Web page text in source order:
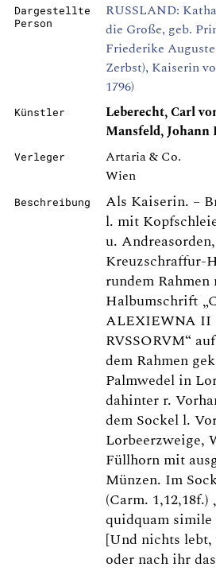
Dargestellte
Person
RUSSLAND:
die Große, geb.
Friederike
Zerbst), Kaiserin
1796)
Künstler
Leberecht, Carl
Mansfeld, Johann
Verleger
Artaria & Co.
Wien
Beschreibung
Als Kaiserin. –
l. mit
u.
Kreuzschraffur-
rundem
Halbumschrift
ALEXIEWNA II
RVSSORVM“
dem Rahmen
Palmwedel in
dahinter r.
dem Sockel l.
Lorbeerzweige,
Füllhorn mit
Münzen. Im
(Carm.
quidquam simile
[Und nichts
oder nach ihr